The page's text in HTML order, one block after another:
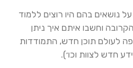
נושאים בהם היו רוצים ללמוד
וחשבו איתם איך ניתן
לעולם תוכן חדש, התמודדות
חדש לצוות וכו׳).